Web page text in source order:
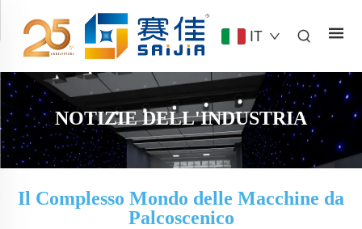
IT
NOTIZIE DELL'INDUSTRIA
Il Complesso Mondo delle Macchine da
Palcoscenico